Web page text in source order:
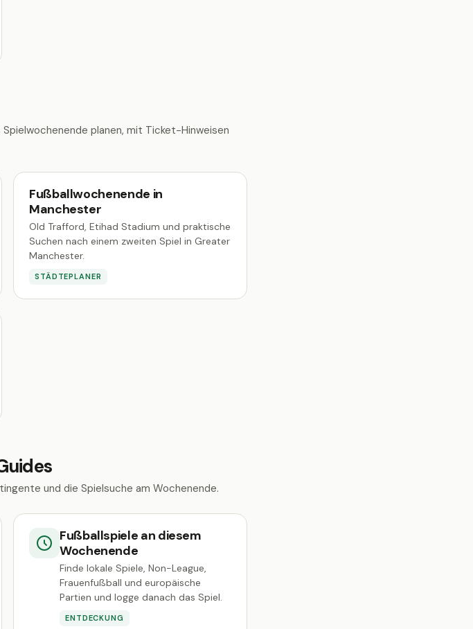
planen, mit Ticket-Hinweisen
Fußballwochenende in
Manchester
Old Trafford, Etihad Stadium und praktische
Suchen nach einem zweiten Spiel in Greater
Manchester.
STÄDTEPLANER
und die Spielsuche am Wochenende.
Fußballspiele an diesem
Wochenende
Finde lokale Spiele, Non-League,
Frauenfußball und europäische
Partien und logge danach das Spiel.
ENTDECKUNG